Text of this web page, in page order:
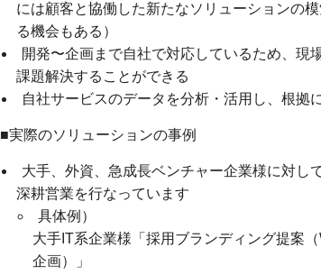
には顧客と協働した新たなソリューションの
る機会もある）
開発〜企画まで自社で対応しているため、現
課題解決することができる
自社サービスのデータを分析・活用し、根拠
■実際のソリューションの事例
大手、外資、急成長ベンチャー企業様に対し
深耕営業を行なっています
具体例）
大手IT系企業様「採用ブランディング提案
企画）」